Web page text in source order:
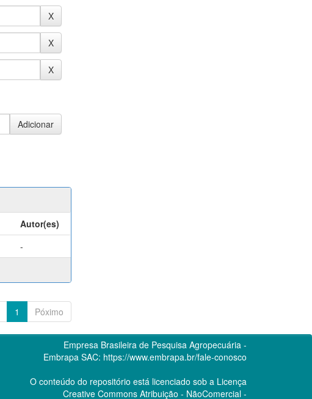
Autor(es)
-
1 Póximo
Empresa Brasileira de Pesquisa Agropecuária -
Embrapa SAC: https://www.embrapa.br/fale-conosco
O conteúdo do repositório está licenciado sob a Licença
Creative CommonsAtribuição - NãoComercial -